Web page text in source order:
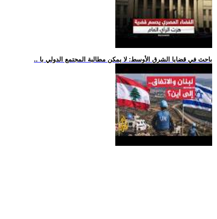
.. باحث في قضايا الشرق الأوسط: لا يمكن مطالبة المجتمع الدولي با